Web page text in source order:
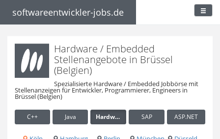
softwareentwickler-jobs.de
Hardware / Embedded
Stellenangebote in Brüssel
(Belgien)
Spezialisierte Hardware / Embedded Jobbörse mit
Stellenanzeigen für Entwickler, Programmierer, Engineers in
Brüssel (Belgien)
C++ Java Hardware / Embedded SAP ASP.NET